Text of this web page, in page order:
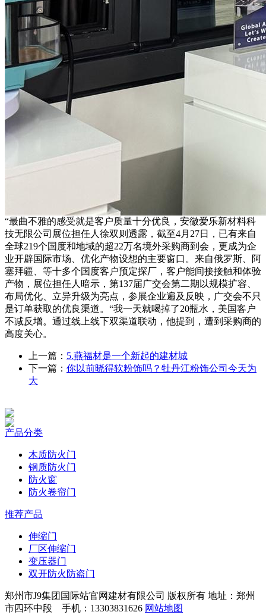
“最曲不雅的感受就是客户质量十分优良，安徽爱乐新材料科
技无限公司展位担任人徐双则透露，截至4月27日，已有来自
全球219个国度和地域的超22万名境外采购商到会，更成为企
业开辟国际市场、优化产物设想的主要窗口。来自俄罗斯、阿
塞拜疆、等十多个国度客户预定探厂，客户能间接接触和体验
产物，展位担任人暗示，第137届广交会第二期以规模扩容、
布局优化、立异升级为亮点，参展企业遍及反映，广交会不只
是订单获取的优良渠道。“我一天就喝掉了20瓶水，美国客户
不减反增。通过线上线下双渠道联动，他提到，遭到采购商的
高度关心。
上一篇： 5.燕福材是一个新起的建材城
下一篇： 你以前晓得软粉饰吗？牡丹江粉饰公司今天为
大
产品分类
木质防火门
钢质防火门
防火窗
防火卷帘门
推荐产品
伸缩门
厂区伸缩门
变压器门
双开防火防盗门
郑州市J9集团国际站官网建材有限公司 版权所有 地址：郑州
市四环中段 手机：13303831626 网站地图